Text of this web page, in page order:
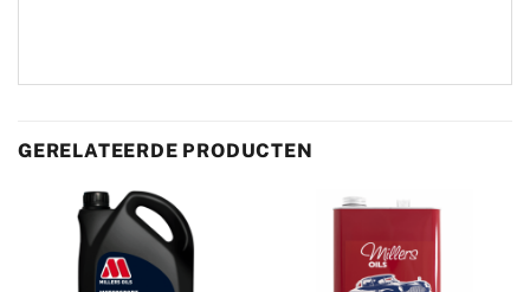
GERELATEERDE PRODUCTEN